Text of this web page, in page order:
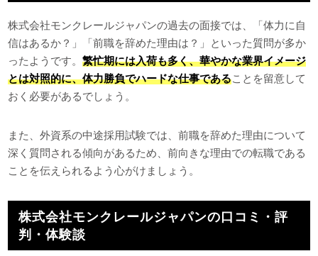
株式会社モンクレールジャパンの過去の面接では、「体力に自
信はあるか？」「前職を辞めた理由は？」といった質問が多か
ったようです。繁忙期には入荷も多く、華やかな業界イメージ
とは対照的に、体力勝負でハードな仕事であることを留意して
おく必要があるでしょう。
また、外資系の中途採用試験では、前職を辞めた理由について
深く質問される傾向があるため、前向きな理由での転職である
ことを伝えられるよう心がけましょう。
株式会社モンクレールジャパンの口コミ・評
判・体験談